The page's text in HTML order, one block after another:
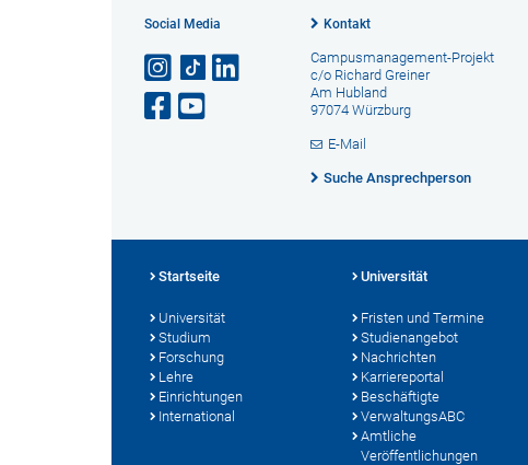
Social Media Kontakt
Campusmanagement-Projekt
c/o Richard Greiner
Am Hubland
97074 Würzburg
E-Mail
Suche Ansprechperson
Startseite
Universität
Studium
Forschung
Lehre
Einrichtungen
International
Universität
Fristen und Termine
Studienangebot
Nachrichten
Karriereportal
Beschäftigte
VerwaltungsABC
Amtliche
Veröffentlichungen